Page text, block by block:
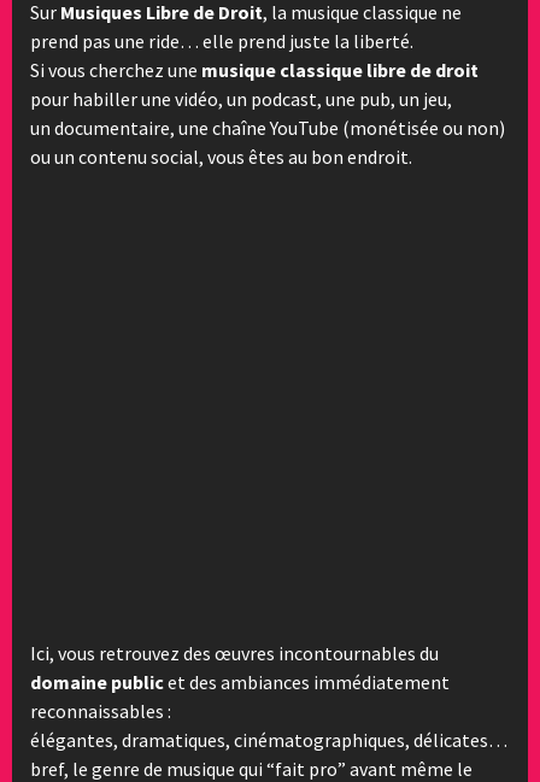
Sur Musiques Libre de Droit, la musique classique ne
prend pas une ride… elle prend juste la liberté.
Si vous cherchez une musique classique libre de droit
pour habiller une vidéo, un podcast, une pub, un jeu,
un documentaire, une chaîne YouTube (monétisée ou non)
ou un contenu social, vous êtes au bon endroit.
Ici, vous retrouvez des œuvres incontournables du
domaine publicet des ambiances immédiatement
reconnaissables :
élégantes, dramatiques, cinématographiques, délicates…
bref, le genre de musique qui “fait pro” avant même le